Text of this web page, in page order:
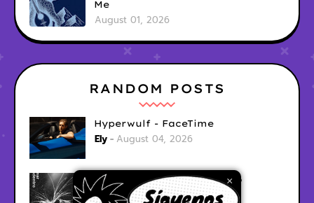
×
Me
August 01, 2026
RANDOM POSTS
Hyperwulf - FaceTime
Ely August 04, 2026
BARRACÜDA - Mar Adentro
Ely August 04, 2026